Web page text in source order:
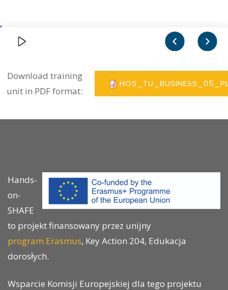
Download training
unit in PDF format:
Hands-
on-
SHAFE
to projekt finansowany przez unijny
program Erasmus, Key Action 204, Edukacja
dorosłych.
Wsparcie Komisji Europejskiej dla tego projektu